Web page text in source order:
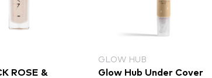
ROSE &
GLOW HUB
Glow Hub Under Cover